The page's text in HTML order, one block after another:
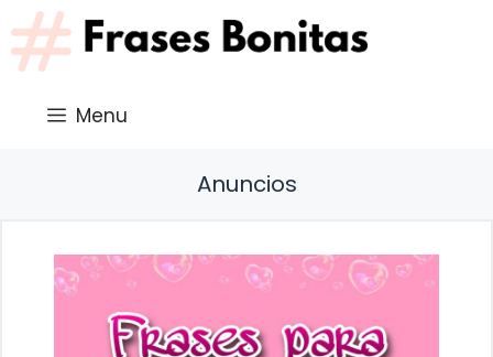
Saltar
al
contenido
Menu
Anuncios